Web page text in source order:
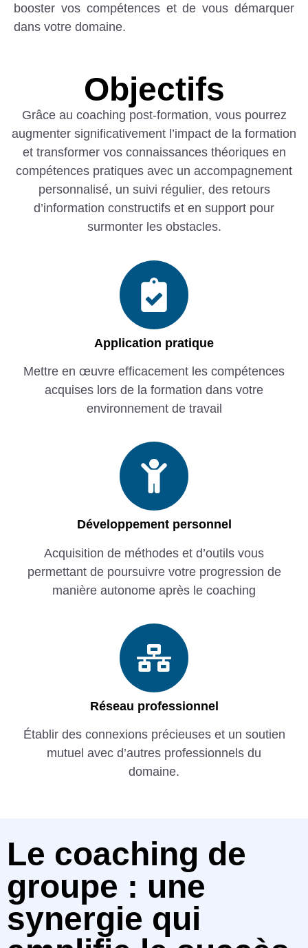
booster vos compétences et de vous démarquer
dans votre domaine.
Objectifs
Grâce au coaching post-formation, vous pourrez
augmenter significativement l’impact de la formation
et transformer vos connaissances théoriques en
compétences pratiques avec un accompagnement
personnalisé, un suivi régulier, des retours
d’information constructifs et en support pour
surmonter les obstacles.
Application pratique
Mettre en œuvre efficacement les compétences
acquises lors de la formation dans votre
environnement de travail
Développement personnel
Acquisition de méthodes et d’outils vous
permettant de poursuivre votre progression de
manière autonome après le coaching
Réseau professionnel
Établir des connexions précieuses et un soutien
mutuel avec d’autres professionnels du
domaine.
Le coaching de
groupe : une
synergie qui